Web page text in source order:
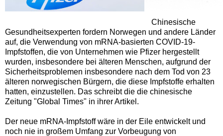
Chinesische
Gesundheitsexperten fordern Norwegen und andere Länder
auf, die Verwendung von mRNA-basierten COVID-19-
Impfstoffen, die von Unternehmen wie Pfizer hergestellt
wurden, insbesondere bei älteren Menschen, aufgrund der
Sicherheitsproblemen insbesondere nach dem Tod von 23
älteren norwegischen Bürgern, die diese Impfstoffe erhalten
hatten, einzustellen. Das schreibt die die chinesische
Zeitung "Global Times" in ihrerArtikel .
Der neue mRNA-Impfstoff wäre in der Eile entwickelt und
noch nie in großem Umfang zur Vorbeugung von